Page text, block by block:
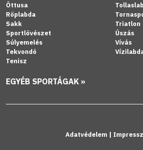
Öttusa
Röplabda
Sakk
Sportlövészet
Súlyemelés
Tekvondó
Tenisz
Triatlon
Úszás
Vívás
EGYÉB SPORTÁGAK »
Adatvédelem |